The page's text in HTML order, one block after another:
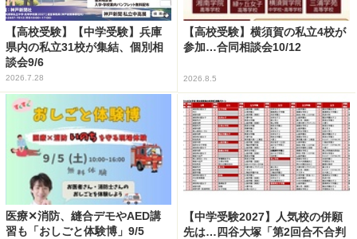
【高校受験】【中学受験】兵庫
県内の私立31校が集結、個別相
談会9/6
2026.7.28
【高校受験】横須賀の私立4校が
参加…合同相談会10/12
2026.8.5
医療✕消防、縫合デモやAED講
習も「おしごと体験博」9/5
【中学受験2027】人気校の併願
先は…四谷大塚「第2回合不合判